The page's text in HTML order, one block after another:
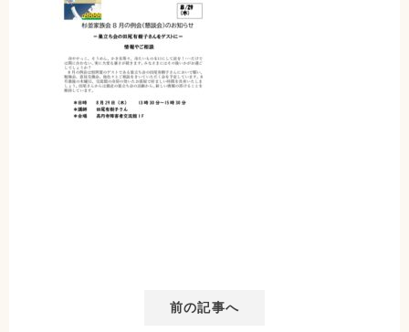
前の記事へ